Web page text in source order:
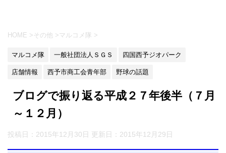
HOME > その他 >マルコメ隊 >
マルコメ隊 一般社団法人ＳＧＳ 四国西予ジオパーク
店舗情報 西予市商工会青年部 野球の話題
ブログで振り返る平成２７年後半（７月
～１２月）
投稿日：2015年12月30日 更新日： 2015年12月29日